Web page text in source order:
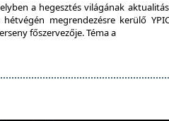
a hegesztés világának
megrendezésre kerülő
főszervezője. Téma a